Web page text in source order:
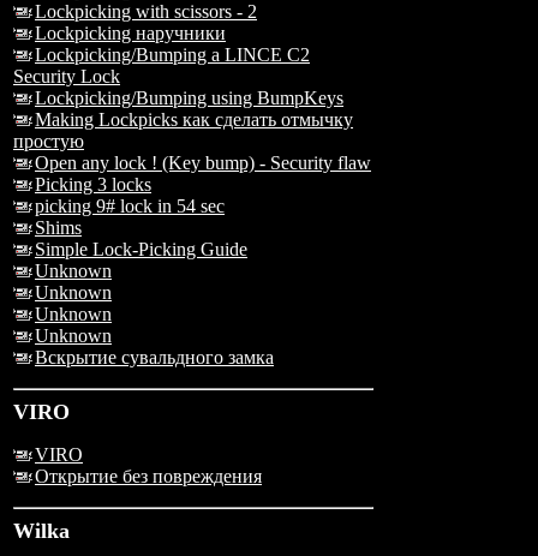
Lockpicking with scissors - 2
Lockpicking наручники
Lockpicking/Bumping a LINCE C2
Security Lock
Lockpicking/Bumping using BumpKeys
Making Lockpicks как сделать отмычку
простую
Open any lock ! (Key bump) - Security flaw
Picking 3 locks
picking 9# lock in 54 sec
Shims
Simple Lock-Picking Guide
Unknown
Unknown
Unknown
Unknown
Вскрытие сувальдного замка
VIRO
VIRO
Открытие без повреждения
Wilka